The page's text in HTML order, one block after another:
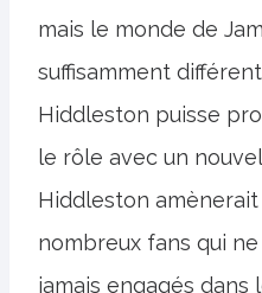
mais le monde de
suffisamment
Hiddleston puisse
le rôle avec un
Hiddleston
nombreux fans qui
jamais engagés dans